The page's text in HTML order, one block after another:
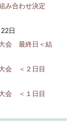
み合わせ決定
日
会 最終日＜結
大会 ＜２日目
大会 ＜１日目